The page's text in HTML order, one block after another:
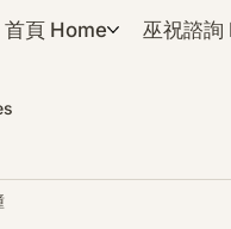
首頁 Home 巫祝諮